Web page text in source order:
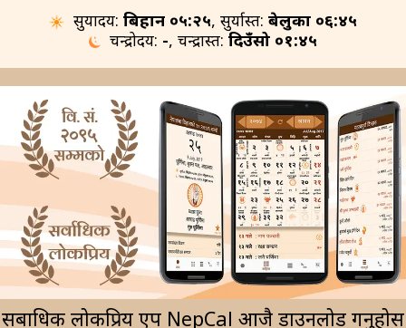
सुर्योदय:बिहान ०५:२५, सुर्यास्त:बेलुका ०६:४५
चन्द्रोदय: -, चन्द्रास्त:दिउँसो ०१:४५
सर्बाधिक लोकप्रिय एप NepCal आजै डाउनलोड गर्नुहोस